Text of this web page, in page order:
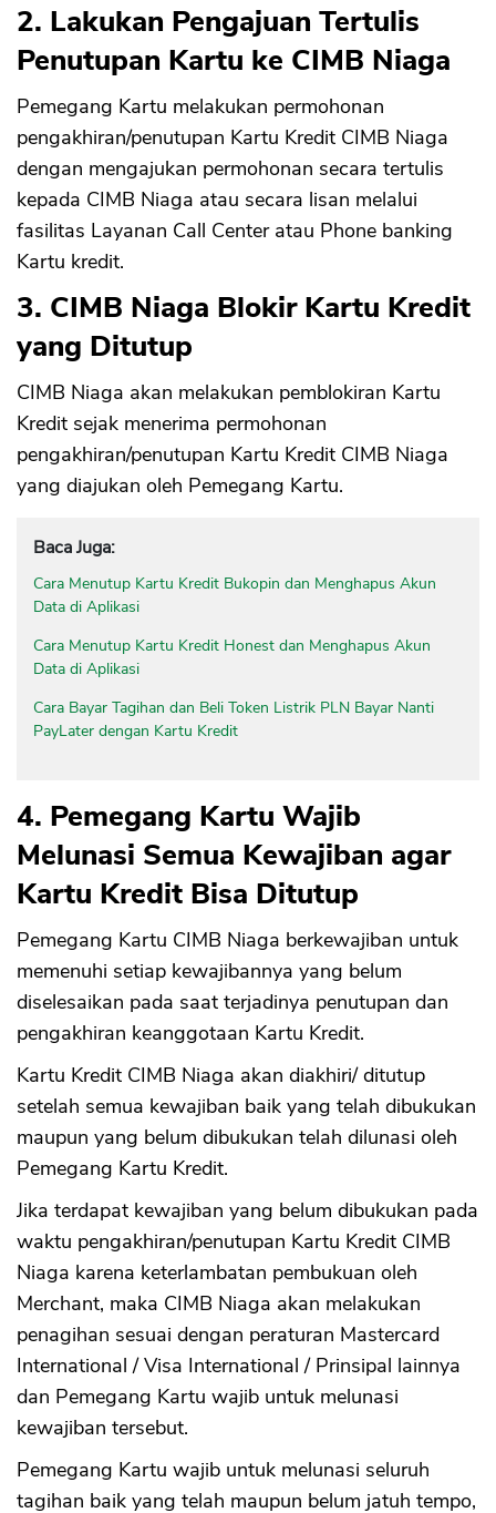
2. Lakukan Pengajuan Tertulis
Penutupan Kartu ke CIMB Niaga
Pemegang Kartu melakukan permohonan
pengakhiran/penutupan Kartu Kredit CIMB Niaga
dengan mengajukan permohonan secara tertulis
kepada CIMB Niaga atau secara lisan melalui
fasilitas Layanan Call Center atau Phone banking
Kartu kredit.
3. CIMB Niaga Blokir Kartu Kredit
yang Ditutup
CIMB Niaga akan melakukan pemblokiran Kartu
Kredit sejak menerima permohonan
pengakhiran/penutupan Kartu Kredit CIMB Niaga
yang diajukan oleh Pemegang Kartu.
Baca Juga:
Cara Menutup Kartu Kredit Bukopin dan Menghapus Akun
Data di Aplikasi
Cara Menutup Kartu Kredit Honest dan Menghapus Akun
Data di Aplikasi
Cara Bayar Tagihan dan Beli Token Listrik PLN Bayar Nanti
PayLater dengan Kartu Kredit
4. Pemegang Kartu Wajib
Melunasi Semua Kewajiban agar
Kartu Kredit Bisa Ditutup
Pemegang Kartu CIMB Niaga berkewajiban untuk
memenuhi setiap kewajibannya yang belum
diselesaikan pada saat terjadinya penutupan dan
pengakhiran keanggotaan Kartu Kredit.
Kartu Kredit CIMB Niaga akan diakhiri/ ditutup
setelah semua kewajiban baik yang telah dibukukan
maupun yang belum dibukukan telah dilunasi oleh
Pemegang Kartu Kredit.
Jika terdapat kewajiban yang belum dibukukan pada
waktu pengakhiran/penutupan Kartu Kredit CIMB
Niaga karena keterlambatan pembukuan oleh
Merchant, maka CIMB Niaga akan melakukan
penagihan sesuai dengan peraturan Mastercard
International / Visa International / Prinsipal lainnya
dan Pemegang Kartu wajib untuk melunasi
kewajiban tersebut.
Pemegang Kartu wajib untuk melunasi seluruh
tagihan baik yang telah maupun belum jatuh tempo,